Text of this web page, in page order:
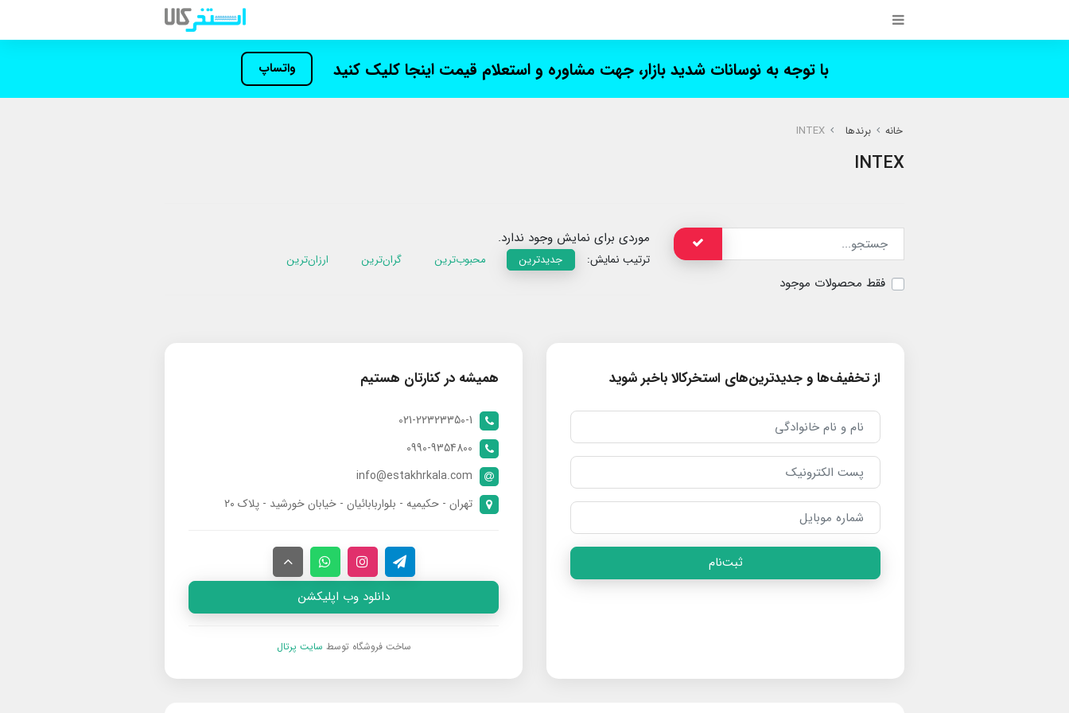
با توجه به نوسانات شدید بازار، جهت مشاوره و استعلام قیمت اینجا کلیک کنید واتساپ
خانه برندها INTEX
INTEX
فقط محصولات موجود
موردی برای نمایش وجود ندارد.
ترتیب نمایش: جدیدترین محبوب‌ترین گران‌ترین ارزان‌ترین
از تخفیف‌ها و جدیدترین‌های استخرکالا باخبر شوید
ثبت‌نام
همیشه در کنارتان هستیم
021-22323350-1
0990-9354800
info@estakhrkala.com
تهران - حکیمیه - بلواربابائیان - خیابان خورشید - پلاک ۲۰
دانلود وب اپلیکشن
ساخت فروشگاه توسط سایت پرتال